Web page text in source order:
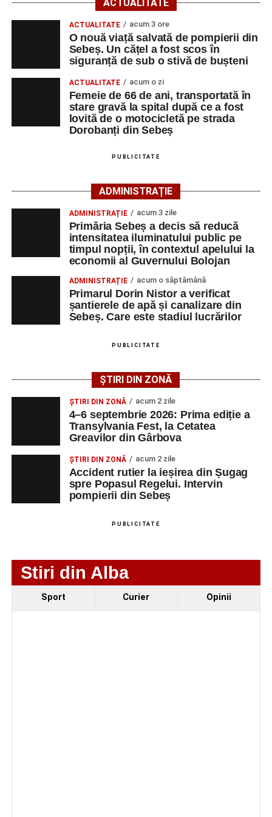
SNUAU 112, cu privire la producerea unui eveniment
rutier soldat cu victime.
La fața locului s-au deplasat polițiștii rutieri, care au
stabilit că un bărbat de 53 de ani, din Sebeș, conducea o
motocicletă pe direcția Daia Română – Sebeș. Acesta ar
fi surprins și accidentat o femeie de 66 de ani, din Sebeș,
care traversa strada printr-un loc nepermis.
În urma impactului, femeia a suferit leziuni corporale
Motociclistul a fost testat cu aparatul etilotest, rezultatul
Polițiștii continuă cercetările pentru stabilirea tuturor
împrejurărilor în care s-a produs accidentul, în cadrul unui
dosar penal întocmit pentru săvârșirea infracțiunii de
vătămare corporală din culpă.
Ultimele știri din Sebeș
O nouă viață salvată de pompierii din Sebeș. Un
cățel a fost scos în siguranță de sub o stivă de
bușteni
Femeie de 66 de ani, transportată în stare gravă la
spital după ce a fost lovită de o motocicletă pe
strada Dorobanți din Sebeș
Accident pe strada Dorobanți din Sebeș: fermeie
ACTUALITATE
ACTUALITATE acum 3 ore
O nouă viață salvată de pompierii din
Sebeș. Un cățel a fost scos în
siguranță de sub o stivă de bușteni
ACTUALITATE acum o zi
Femeie de 66 de ani, transportată în
stare gravă la spital după ce a fost
lovită de o motocicletă pe strada
Dorobanți din Sebeș
PUBLICITATE
ADMINISTRAȚIE
ADMINISTRAȚIE acum 3 zile
Primăria Sebeș a decis să reducă
intensitatea iluminatului public pe
timpul nopții, în contextul apelului la
economii al Guvernului Bolojan
ADMINISTRAȚIE acum o săptămână
Primarul Dorin Nistor a verificat
șantierele de apă și canalizare din
Sebeș. Care este stadiul lucrărilor
PUBLICITATE
ȘTIRI DIN ZONĂ
ȘTIRI DIN ZONĂ acum 2 zile
4–6 septembrie 2026: Prima ediție a
Transylvania Fest, la Cetatea
Greavilor din Gârbova
ȘTIRI DIN ZONĂ acum 2 zile
Accident rutier la ieșirea din Șugag
spre Popasul Regelui. Intervin
pompierii din Sebeș
PUBLICITATE
Stiri din Alba
Sport Curier Opinii